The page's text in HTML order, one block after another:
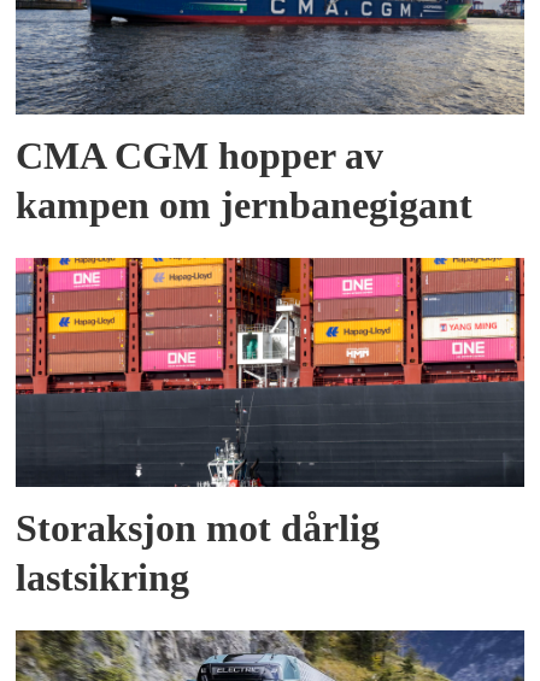
CMA CGM hopper av
kampen om jernbanegigant
Storaksjon mot dårlig
lastsikring